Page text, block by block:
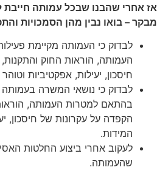
אז אחרי שהבנו שבכל עמותה חייבת
מבקר – בואו נבין מהן הסמכויות
לבדוק כי העמותה מקיימת
העמותה, הוראות החוק
חיסכון, יעילות, אפקטיביות
לבדוק כי נושאי המשרה בעמותה
בהתאם למטרות העמותה,
הקפדה על עקרונות של חיסכון,
המידות.
לעקוב אחרי ביצוע החלטות
שהעמותה.